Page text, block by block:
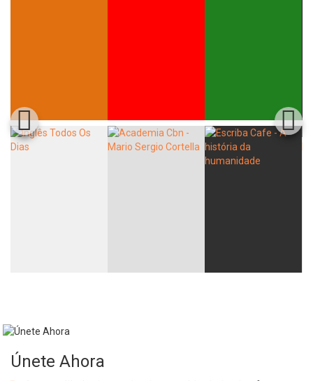
Únete Ahora